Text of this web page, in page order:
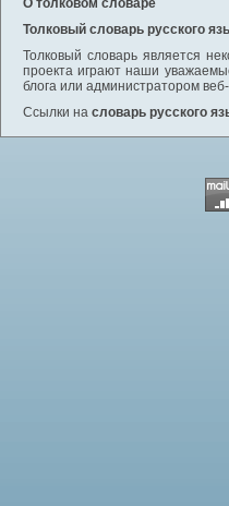
О толковом словаре
Толковый словарь русского
Толковый словарь является
проекта играют наши
блога или администратором
Ссылки на словарь русского